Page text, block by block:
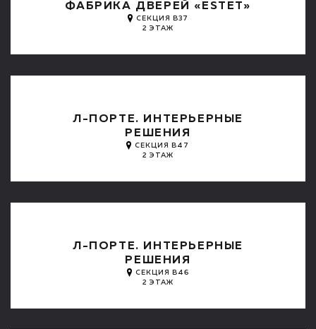
ФАБРИКА ДВЕРЕЙ «ESTET»
СЕКЦИЯ B37
2 ЭТАЖ
Л-ПОРТЕ. ИНТЕРЬЕРНЫЕ
РЕШЕНИЯ
СЕКЦИЯ B47
2 ЭТАЖ
Л-ПОРТЕ. ИНТЕРЬЕРНЫЕ
РЕШЕНИЯ
СЕКЦИЯ B46
2 ЭТАЖ